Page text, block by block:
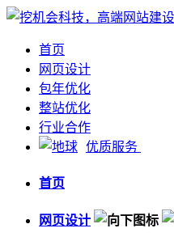
首页
网页设计
包年优化
整站优化
行业合作
优质服务
首页
网页设计